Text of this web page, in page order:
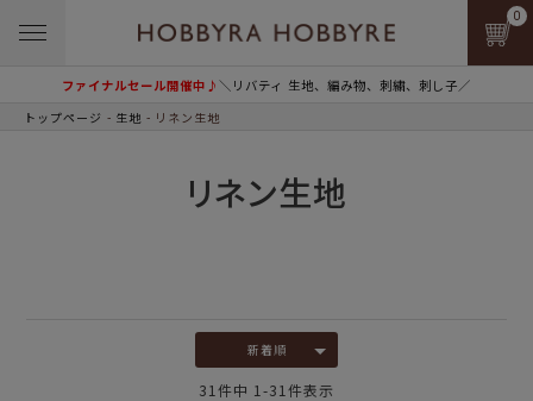
ファイナルセール開催中♪＼リバティ 生地、編み物、刺繍、刺し子／
0
トップページ 生地 リネン生地
リネン生地
新着順
31 件中 1 -31 件表示